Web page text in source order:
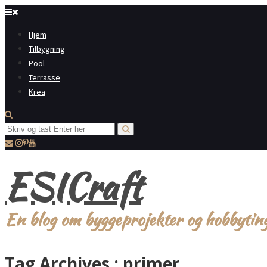
Hjem
Tilbygning
Pool
Terrasse
Krea
ESICraft
En blog om byggeprojekter og